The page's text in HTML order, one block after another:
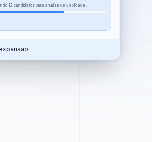
12 candidatos para análise de viabilidade...